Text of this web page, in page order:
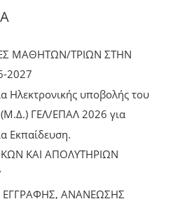
ΜΑΘΗΤΩΝ/ΤΡΙΩΝ ΣΤΗΝ
2027
Ηλεκτρονικής υποβολής του
ΓΕΛ/ΕΠΑΛ 2026 για
Εκπαίδευση.
ΚΑΙ ΑΠΟΛΥΤΗΡΙΩΝ
ΕΓΓΡΑΦΗΣ, ΑΝΑΝΕΩΣΗΣ